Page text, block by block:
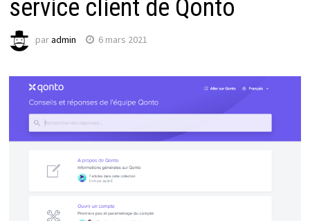
service client de Qonto
paradmin 6 mars 2021